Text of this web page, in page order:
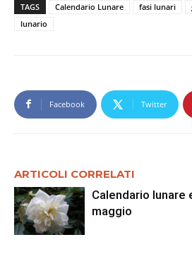
TAGS Calendario Lunare fasi lunari
lunario
Facebook Twitter
ARTICOLI CORRELATI
Calendario lunare
maggio